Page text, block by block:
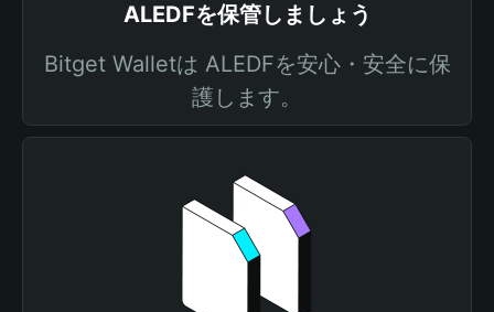
ALEDFを保管しましょう
Bitget Walletは ALEDFを安心・安全に保
護します。